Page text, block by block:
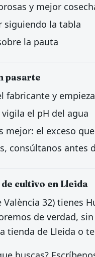
y mejor
siguiendo la tabla
la pauta
pasarte
fabricante y
el pH del agua
mejor: el exceso
consúltanos antes
cultivo en Lleida
València 32)
de verdad,
tienda de Lleida o